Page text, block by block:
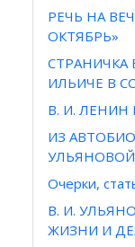
РЕЧЬ НА
ОКТЯБРЬ»
ИЛЬИЧЕ В
В. И. ЛЕНИН
ИЗ
Очерки,
В. И.
ЖИЗНИ И